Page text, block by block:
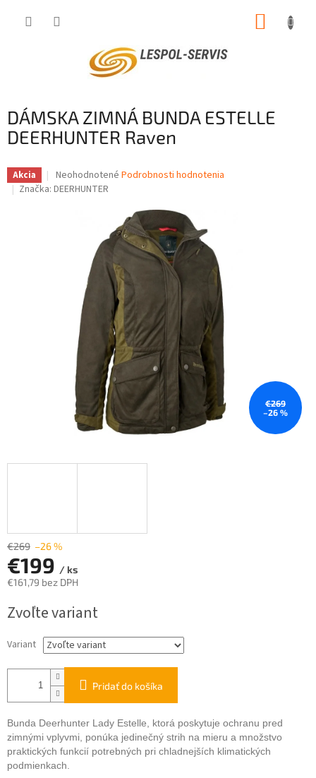
DÁMSKA ZIMNÁ BUNDA ESTELLE
DEERHUNTER Raven
Akcia
Priemerné
hodnotenie
hviezdičiek.
Neohodnotené Podrobnosti hodnotenia
Značka: DEERHUNTER
€269
–26 %
€269 –26 %
€199 / ks
€161,79 bez DPH
cena:
Zvoľte variant
Variant
Pridať do košíka
Bunda Deerhunter Lady Estelle, ktorá poskytuje ochranu pred
zimnými vplyvmi, ponúka jedinečný strih na mieru a množstvo
praktických funkcií potrebných pri chladnejších klimatických
podmienkach.